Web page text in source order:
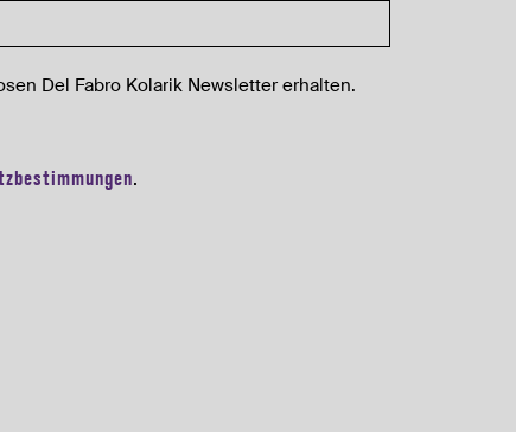
Del Fabro Kolarik Newsletter erhalten.
.